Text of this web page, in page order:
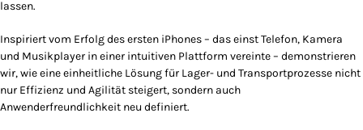
lassen.
Inspiriert vom Erfolg des ersten iPhones – das einst Telefon, Kamera
und Musikplayer in einer intuitiven Plattform vereinte – demonstrieren
wir, wie eine einheitliche Lösung für Lager- und Transportprozesse nicht
nur Effizienz und Agilität steigert, sondern auch
Anwenderfreundlichkeit neu definiert.